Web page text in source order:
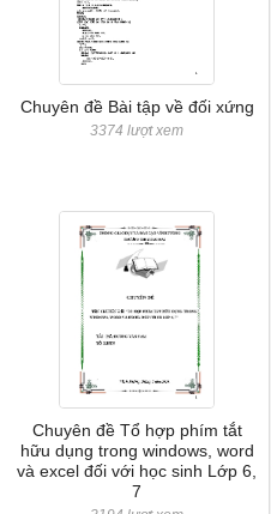
Chuyên đề Bài tập về đối xứng
3374 lượt xem
Chuyên đề Tổ hợp phím tắt
hữu dụng trong windows, word
và excel đối với học sinh Lớp 6,
7